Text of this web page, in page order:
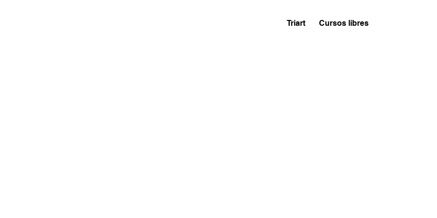
Triart Cursos libres